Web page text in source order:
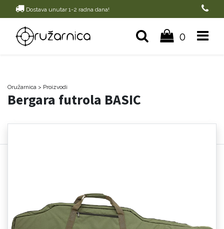
Dostava unutar 1-2 radna dana!
0
Oružarnica > Proizvodi
Bergara futrola BASIC